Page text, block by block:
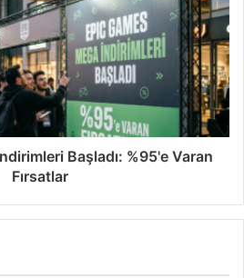
Başladı: %95'e Varan
Fırsatlar